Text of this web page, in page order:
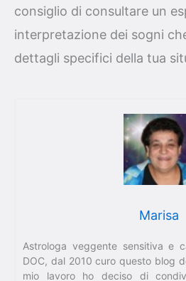
consiglio di consultare un
interpretazione dei sogni
dettagli specifici della tua
Marisa
Astrologa veggente sensitiva e
DOC, dal 2010 curo questo blog
mio lavoro ho deciso di